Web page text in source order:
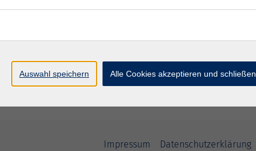
Impressum Datenschutzerklärung
Auswahl speichern Alle Cookies akzeptieren und schließen